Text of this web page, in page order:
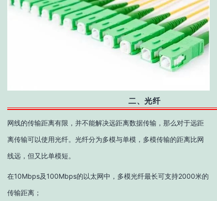
二、光纤
网线的传输距离有限，并不能解决远距离数据传输，那么对于远距
离传输可以使用光纤。光纤分为多模与单模，多模传输的距离比网
线远，但又比单模短。
在10Mbps及100Mbps的以太网中，多模光纤最长可支持2000米的
传输距离；